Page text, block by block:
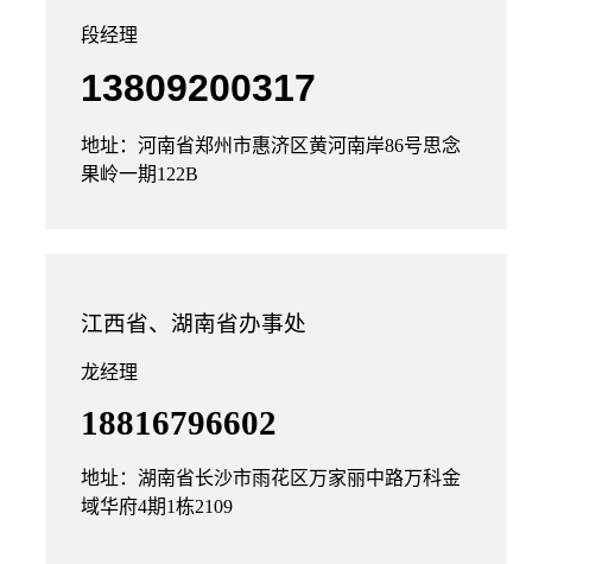
段经理
13809200317
地址：河南省郑州市惠济区黄河南岸86号思念
果岭一期122B
江西省、湖南省办事处
龙经理
18816796602
地址：湖南省长沙市雨花区万家丽中路万科金
域华府4期1栋2109